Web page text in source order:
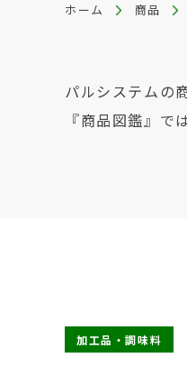
ホーム 商品
パルシステムの
『商品図鑑』
加工品・調味料